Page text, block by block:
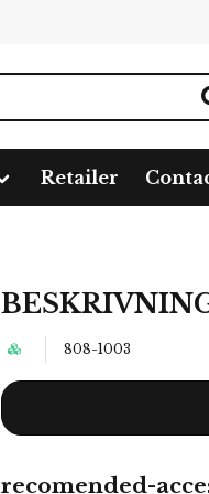
Retailer
808-1003
recomended-